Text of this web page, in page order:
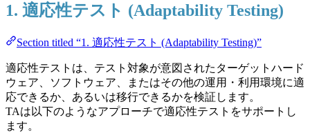
1. 適応性テスト (Adaptability Testing)
Section titled “1. 適応性テスト (Adaptability Testing)”
適応性テストは、テスト対象が意図されたターゲットハード
ウェア、ソフトウェア、またはその他の運用・利用環境に適
応できるか、あるいは移行できるかを検証します。
TAは以下のようなアプローチで適応性テストをサポートし
ます。